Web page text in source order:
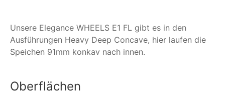
Unsere Elegance WHEELS E1 FL gibt es in den
Ausführungen Heavy Deep Concave, hier laufen die
Speichen 91mm konkav nach innen.
Oberflächen